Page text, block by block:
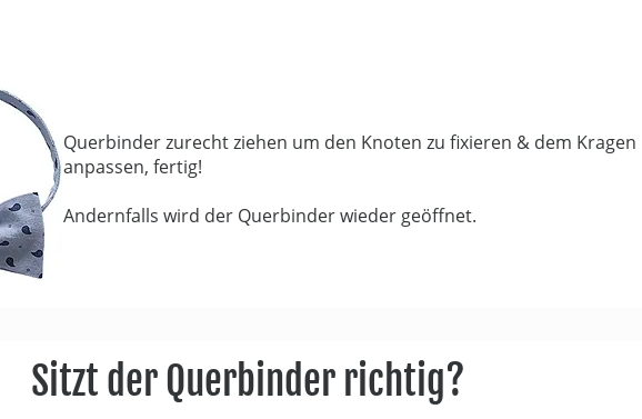
Querbinder zurecht ziehen um den Knoten zu fixieren & dem Kragen
anpassen, fertig!
Andernfalls wird der Querbinder wieder geöffnet.
Sitzt der Querbinder richtig?